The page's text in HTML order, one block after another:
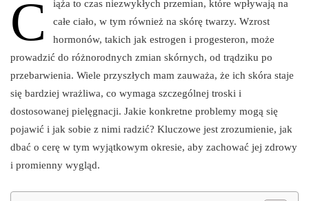
C
iąża to czas niezwykłych przemian, które wpływają na
całe ciało, w tym również na skórę twarzy. Wzrost
hormonów, takich jak estrogen i progesteron, może
prowadzić do różnorodnych zmian skórnych, od trądziku po
przebarwienia. Wiele przyszłych mam zauważa, że ich skóra staje
się bardziej wrażliwa, co wymaga szczególnej troski i
dostosowanej pielęgnacji. Jakie konkretne problemy mogą się
pojawić i jak sobie z nimi radzić? Kluczowe jest zrozumienie, jak
dbać o cerę w tym wyjątkowym okresie, aby zachować jej zdrowy
i promienny wygląd.